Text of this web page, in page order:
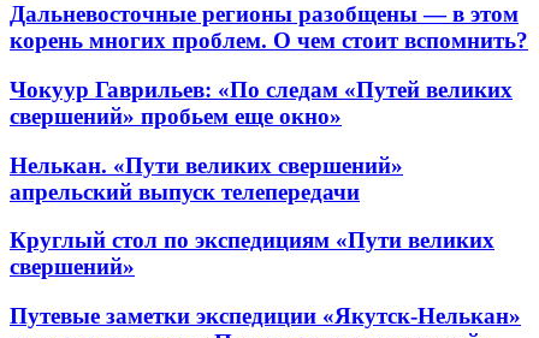
Дальневосточные регионы разобщены — в этом
корень многих проблем. О чем стоит вспомнить?
Чокуур Гаврильев: «По следам «Путей великих
свершений» пробьем еще окно»
Нелькан. «Пути великих свершений»
апрельский выпуск телепередачи
Круглый стол по экспедициям «Пути великих
свершений»
Путевые заметки экспедиции «Якутск-Нелькан»